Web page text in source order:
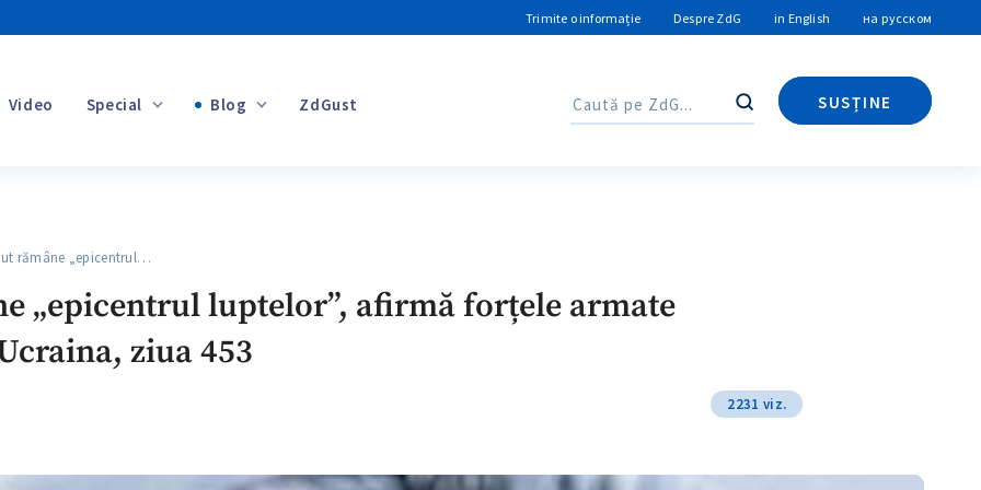
Trimite o informație Despre ZdG in English на русском
Video Special Blog ZdGust Caută
SUSȚINE
Caută
rămâne „epicentrul…
„epicentrul luptelor”, afirmă forțele armate
ziua 453
2231 viz.